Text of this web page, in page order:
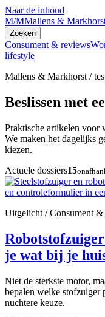
Naar de inhoud
M/MMallens &
Zoeken
Consument & reviews
lifestyle
Mallens & Markhorst /
Beslissen met
Praktische artikelen voor
We maken het dagelijks
kiezen.
Actuele dossiers15
Uitgelicht / Consument
je wat bij je
Niet de sterkste motor,
bepalen welke stofzuiger
nuchtere keuze.